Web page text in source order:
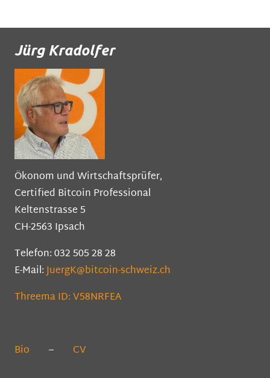
Jürg Kradolfer
Ökonom und Wirtschaftsprüfer,
Certified Bitcoin Professional
Keltenstrasse 5
CH-2563 Ipsach
Telefon: 032 505 28 28
E-Mail:JuergK@bitcoin-schweiz.ch
Threema ID: V58NRFEA
Bio – CV